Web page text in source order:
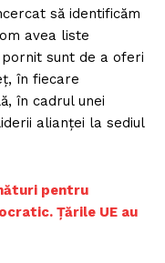
să identificăm
avea liste
sunt de a oferi
în fiecare
în cadrul unei
alianței la sediul
pentru
Țările UE au